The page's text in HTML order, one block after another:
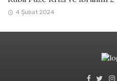
4 Şubat 2024